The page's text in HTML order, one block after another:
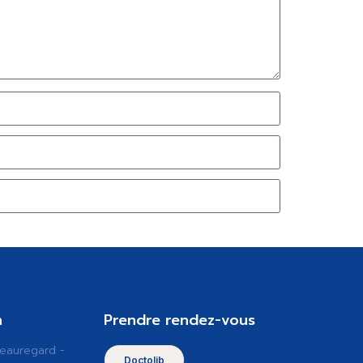
-
Prendre rendez-vous
Doctolib